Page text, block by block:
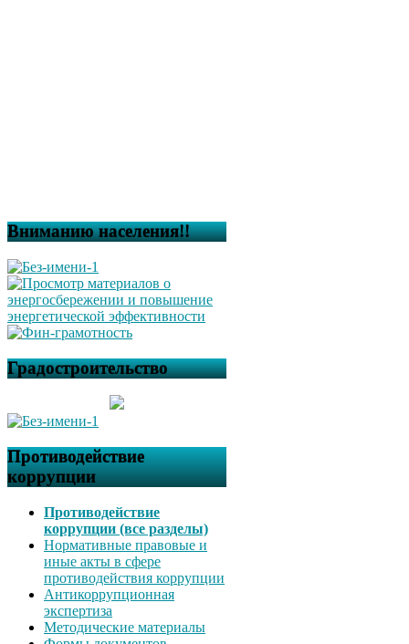
Вниманию населения!!
Градостроительство
Противодействие
коррупции
Противодействие
коррупции (все разделы)
Нормативные правовые и
иные акты в сфере
противодействия коррупции
Антикоррупционная
экспертиза
Методические материалы